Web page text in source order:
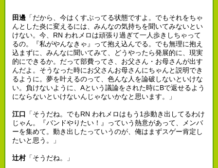
田邊「だから、今はくすぶってる状態ですよ。でもそれをちゃ
んとした炎に変えるには、みんなの気持ちを聞いてみないとい
けない。今、RN われメロは頑張り過ぎて一人歩きしちゃって
るの。『私がやんなきゃ』って抱え込んでる。でも無理に抱え
込まずに、みんなに聞いてみて、どうやったら発展的に、現実
的にできるか。だって部費ってさ、お父さん・お母さんが出す
んだよ。そうなった時にお父さんお母さんにちゃんと説明でき
るように。夢を叶えるのって、色んな人を論破しないといけな
い。負けないように、Aという議論をされた時にBで返せるよう
にならないといけないんじゃないかなと思います。」
江口
「そうだね。でもRN われメロはもう1歩動き出してるわけ
じゃん。『バンドやりたい！』っていう熱意があって、メンバ
ーを集めて。動き出したっていうのが、俺はまずスゲー肯定し
たいと思う。」
辻村「そうだね。」